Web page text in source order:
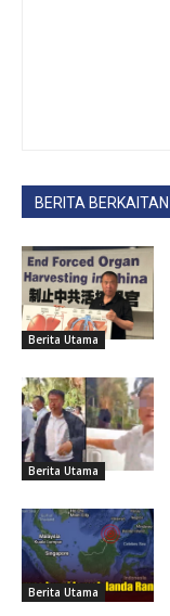
BERITA BERKAITAN
Berita Utama
Berita Utama
Berita Utama